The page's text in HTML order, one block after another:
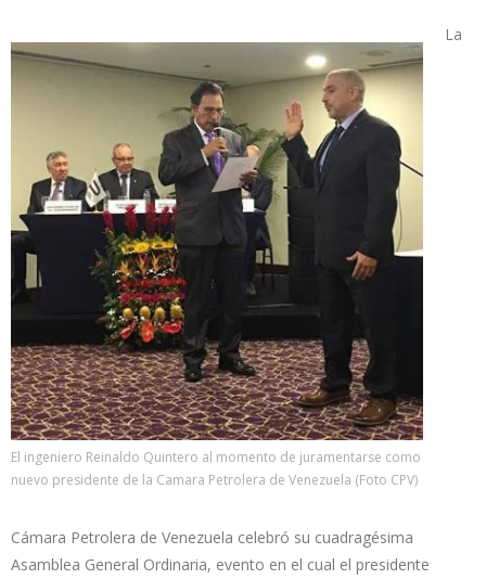
El ingeniero Reinaldo Quintero al momento de juramentarse como
nuevo presidente de la Camara Petrolera de Venezuela (Foto CPV)
La
Cámara Petrolera de Venezuela celebró su cuadragésima
Asamblea General Ordinaria, evento en el cual el presidente